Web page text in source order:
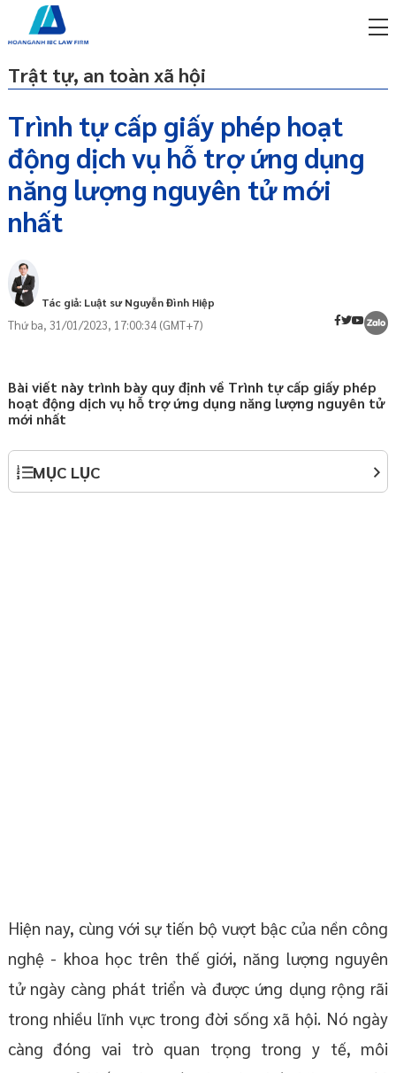
Trật tự, an toàn xã hội
Trình tự cấp giấy phép hoạt
động dịch vụ hỗ trợ ứng dụng
năng lượng nguyên tử mới
nhất
Tác giả: Luật sư Nguyễn Đình Hiệp
Thứ ba, 31/01/2023, 17:00:34 (GMT+7)
Bài viết này trình bày quy định về Trình tự cấp giấy phép
hoạt động dịch vụ hỗ trợ ứng dụng năng lượng nguyên tử
mới nhất
MỤC LỤC
Căn cứ pháp lý
Khái quát
phí qua zalo
sư trực tuyến online
ty/doanh nghiệp
gói
phí qua zalo
sư trực tuyến online
gói
gói
đồng chuyển giao
lập doanh nghiệp
Luật Doanh
Hiện nay, cùng với sự tiến bộ vượt bậc của nền công
nghệ - khoa học trên thế giới, năng lượng nguyên
tử ngày càng phát triển và được ứng dụng rộng rãi
trong nhiều lĩnh vực trong đời sống xã hội. Nó ngày
càng đóng vai trò quan trọng trong y tế, môi